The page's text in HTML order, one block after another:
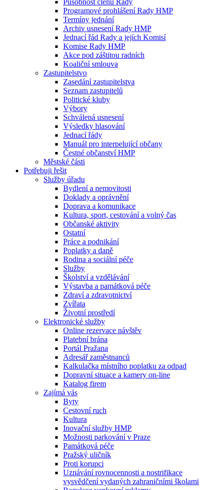
Působnost členů Rady
Programové prohlášení Rady HMP
Termíny jednání
Archiv usnesení Rady HMP
Jednací řád Rady a jejích Komisí
Komise Rady HMP
Akce pod záštitou radních
Koaliční smlouva
Zastupitelstvo
Zasedání zastupitelstva
Seznam zastupitelů
Politické kluby
Výbory
Schválená usnesení
Výsledky hlasování
Jednací řády
Manuál pro interpelující občany
Čestné občanství HMP
Městské části
Potřebuji řešit
Služby úřadu
Bydlení a nemovitosti
Doklady a oprávnění
Doprava a komunikace
Kultura, sport, cestování a volný čas
Občanské aktivity
Ostatní
Práce a podnikání
Poplatky a daně
Rodina a sociální péče
Služby
Školství a vzdělávání
Výstavba a památková péče
Zdraví a zdravotnictví
Zvířata
Životní prostředí
Elektronické služby
Online rezervace návštěv
Platební brána
Portál Pražana
Adresář zaměstnanců
Kalkulačka místního poplatku za odpad
Dopravní situace a kamery on-line
Katalog firem
Zajímá vás
Byty
Cestovní ruch
Kultura
Inovační služby HMP
Možnosti parkování v Praze
Památková péče
Pražský uličník
Proti korupci
Uznávání rovnocennosti a nostrifikace
vysvědčení vydaných zahraničními školami